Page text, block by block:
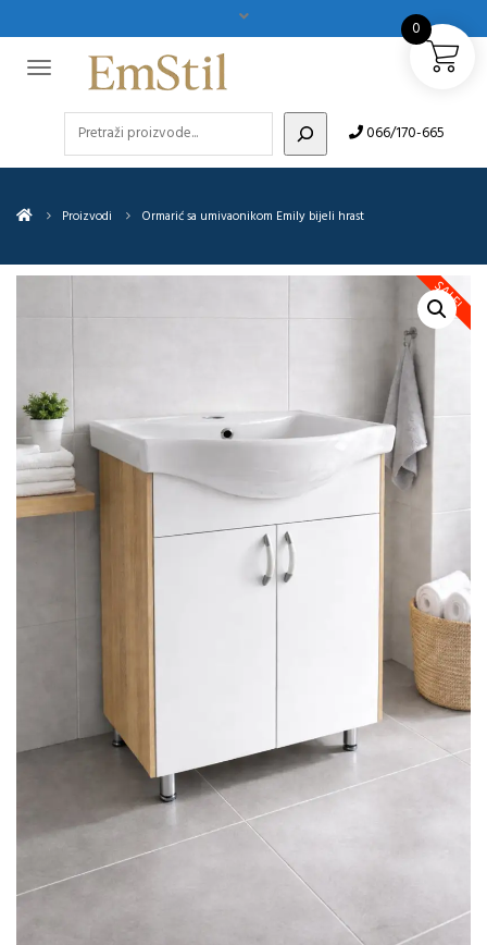
066/170-665
Proizvodi Ormarić sa umivaonikom Emily bijeli hrast
SALE!
0